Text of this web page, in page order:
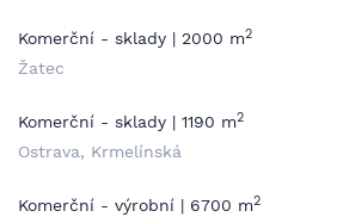
Komerční - sklady | 2000 m2
Žatec
Komerční - sklady | 1190 m2
Ostrava, Krmelínská
Komerční - výrobní | 6700 m2